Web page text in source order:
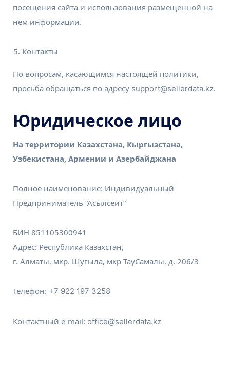
посещения сайта и использования размещенной на
нем информации.
Контакты
По вопросам, касающимся настоящей политики,
просьба обращаться по адресу support@sellerdata.kz.
Юридическое лицо
На территории Казахстана, Кыргызстана,
Узбекистана, Армении и Азербайджана
Полное наименование: Индивидуальный
Предприниматель “Асылсеит”
БИН 851105300941
Адрес: Республика Казахстан,
г. Алматы, мкр. Шугыла, мкр ТауСамалы, д. 206/3
Телефон: +7 922 197 3258
Контактный e-mail: office@sellerdata.kz